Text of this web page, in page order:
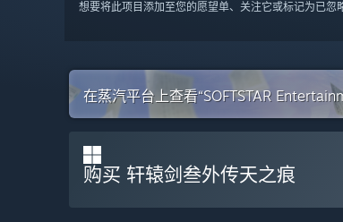
想要将此项目添加至您的愿望单、关注它或标记为已忽
在蒸汽平台上查看“SOFTSTAR
购买 轩辕剑叁外传天之痕